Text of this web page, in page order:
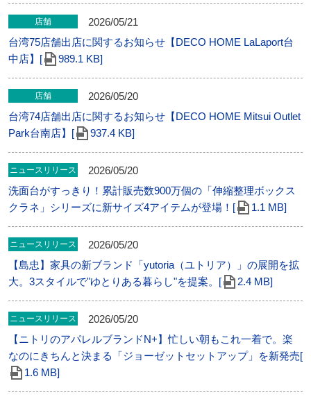
店舗
2026/05/21
台湾75店舗出店に関するお知らせ【DECO HOME LaLaport台
中店】[
989.1 KB]
店舗
2026/05/20
台湾74店舗出店に関するお知らせ【DECO HOME Mitsui Outlet
Park台南店】[
937.4 KB]
ニュースリリース
2026/05/20
洗面台がすっきり！累計販売数900万個の「伸縮整理ボックス
クラネ」シリーズに新サイズ4アイテムが登場！[
1.1 MB]
ニュースリリース
2026/05/20
【島忠】家具の新ブランド「yutoria（ユトリア）」の展開を拡
大。3スタイルで"ゆとりある暮らし"を提案。[
2.4 MB]
ニュースリリース
2026/05/20
【ニトリのアパレルブランドN+】忙しい朝もこれ一着で。楽
なのにきちんと決まる「ジョーゼットセットアップ」を新発売[
1.6 MB]